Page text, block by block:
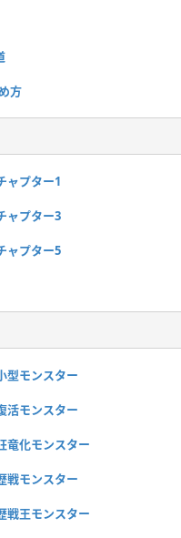
方
ャプター1
ャプター3
ャプター5
型モンスター
活モンスター
竜化モンスター
戦モンスター
戦王モンスター